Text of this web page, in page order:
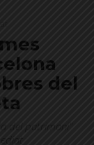
del
del patrimoni"